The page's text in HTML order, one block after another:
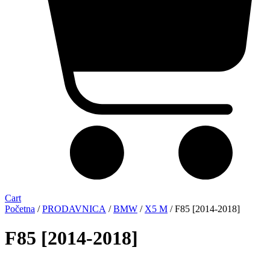
Cart
Početna /PRODAVNICA /BMW / X5 M / F85 [2014-2018]
F85 [2014-2018]